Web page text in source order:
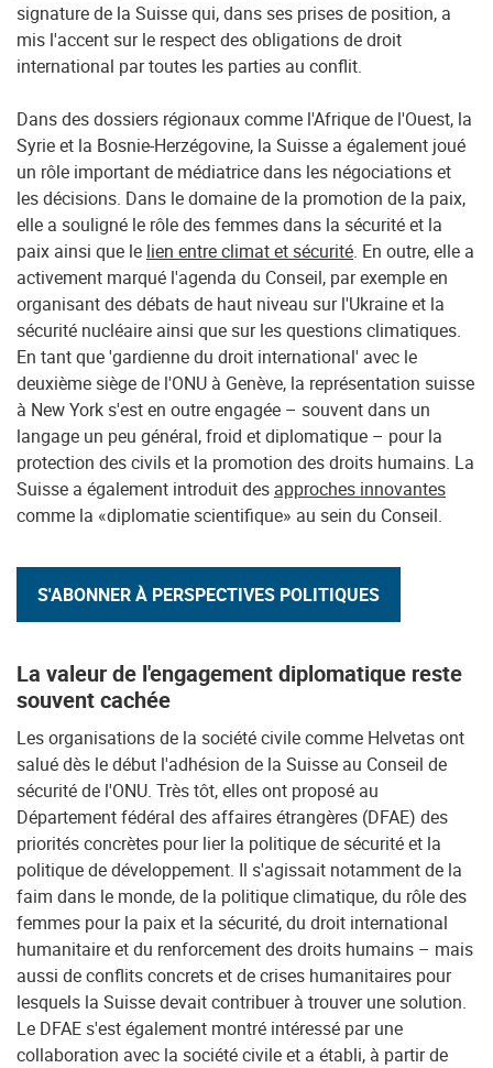
signature de la Suisse qui, dans ses prises de position, a
mis l'accent sur le respect des obligations de droit
international par toutes les parties au conflit.
Dans des dossiers régionaux comme l'Afrique de l'Ouest, la
Syrie et la Bosnie-Herzégovine, la Suisse a également joué
un rôle important de médiatrice dans les négociations et
les décisions. Dans le domaine de la promotion de la paix,
elle a souligné le rôle des femmes dans la sécurité et la
paix ainsi que le lien entre climat et sécurité. En outre, elle a
activement marqué l'agenda du Conseil, par exemple en
organisant des débats de haut niveau sur l'Ukraine et la
sécurité nucléaire ainsi que sur les questions climatiques.
En tant que 'gardienne du droit international' avec le
deuxième siège de l'ONU à Genève, la représentation suisse
à New York s'est en outre engagée – souvent dans un
langage un peu général, froid et diplomatique – pour la
protection des civils et la promotion des droits humains. La
Suisse a également introduit des approches innovantes
comme la «diplomatie scientifique» au sein du Conseil.
S'ABONNER À PERSPECTIVES POLITIQUES
La valeur de l'engagement diplomatique reste
souvent cachée
Les organisations de la société civile comme Helvetas ont
salué dès le début l'adhésion de la Suisse au Conseil de
sécurité de l'ONU. Très tôt, elles ont proposé au
Département fédéral des affaires étrangères (DFAE) des
priorités concrètes pour lier la politique de sécurité et la
politique de développement. Il s'agissait notamment de la
faim dans le monde, de la politique climatique, du rôle des
femmes pour la paix et la sécurité, du droit international
humanitaire et du renforcement des droits humains – mais
aussi de conflits concrets et de crises humanitaires pour
lesquels la Suisse devait contribuer à trouver une solution.
Le DFAE s'est également montré intéressé par une
collaboration avec la société civile et a établi, à partir de